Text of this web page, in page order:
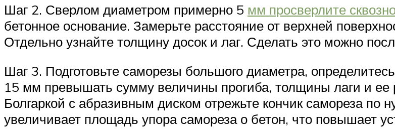
Шаг 2. Сверлом диаметром примерно 5 мм просверлите
бетонное основание. Замерьте расстояние от верхней
Отдельно узнайте толщину досок и лаг. Сделать это можно
Шаг 3. Подготовьте саморезы большого диаметра,
15 мм превышать сумму величины прогиба, толщины лаги и ее
Болгаркой с абразивным диском отрежьте кончик самореза по
увеличивает площадь упора самореза о бетон, что повышает